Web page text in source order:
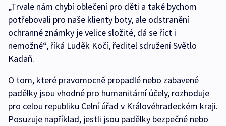
„Trvale nám chybí oblečení pro děti a také bychom
potřebovali pro naše klienty boty, ale odstranění
ochranné známky je velice složité, dá se říct i
nemožné“, říká Luděk Kočí, ředitel sdružení Světlo
Kadaň.
O tom, které pravomocně propadlé nebo zabavené
padělky jsou vhodné pro humanitární účely, rozhoduje
pro celou republiku Celní úřad v Královéhradeckém kraji.
Posuzuje například, jestli jsou padělky bezpečné nebo